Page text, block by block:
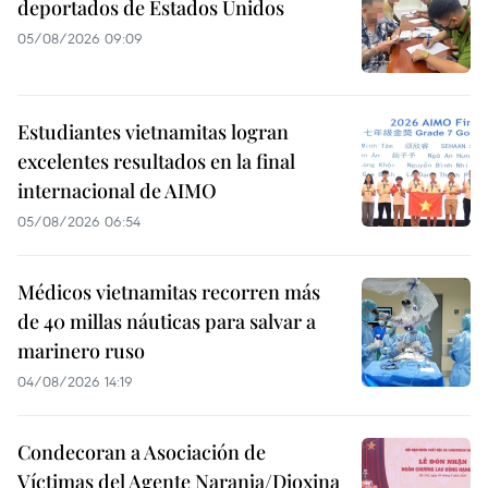
deportados de Estados Unidos
05/08/2026 09:09
Estudiantes vietnamitas logran
excelentes resultados en la final
internacional de AIMO
05/08/2026 06:54
Médicos vietnamitas recorren más
de 40 millas náuticas para salvar a
marinero ruso
04/08/2026 14:19
Condecoran a Asociación de
Víctimas del Agente Naranja/Dioxina